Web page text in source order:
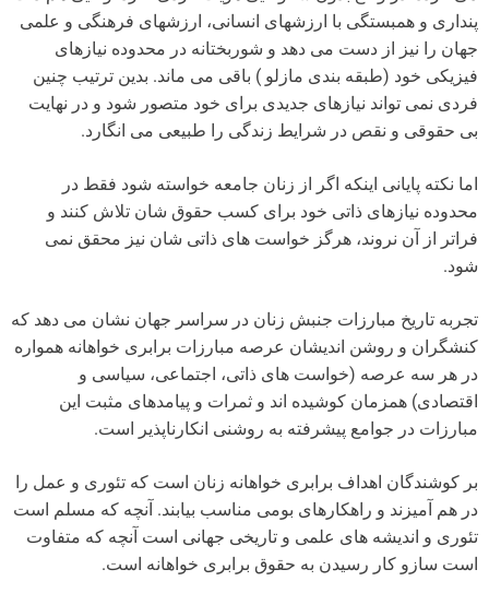
پنداری و همبستگی با ارزشهای انسانی، ارزشهای فرهنگی و علمی
جهان را نیز از دست می دهد و شوربختانه در محدوده نیازهای
فیزیکی خود (طبقه بندی مازلو ) باقی می ماند. بدین ترتیب چنین
فردی نمی تواند نیازهای جدیدی برای خود متصور شود و در نهایت
بی حقوقی و نقص در شرایط زندگی را طبیعی می انگارد.
اما نکته پایانی اینکه اگر از زنان جامعه خواسته شود فقط در
محدوده نیازهای ذاتی خود برای کسب حقوق شان تلاش کنند و
فراتر از آن نروند، هرگز خواست های ذاتی شان نیز محقق نمی
شود.
تجربه تاریخ مبارزات جنبش زنان در سراسر جهان نشان می دهد که
کنشگران و روشن اندیشان عرصه مبارزات برابری خواهانه همواره
در هر سه عرصه (خواست های ذاتی، اجتماعی، سیاسی و
اقتصادی) همزمان کوشیده اند و ثمرات و پیامدهای مثبت این
مبارزات در جوامع پیشرفته به روشنی انکارناپذیر است.
بر کوشندگان اهداف برابری خواهانه زنان است که تئوری و عمل را
در هم آمیزند و راهکارهای بومی مناسب بیابند. آنچه که مسلم است
تئوری و اندیشه های علمی و تاریخی جهانی است آنچه که متفاوت
است سازو کار رسیدن به حقوق برابری خواهانه است.